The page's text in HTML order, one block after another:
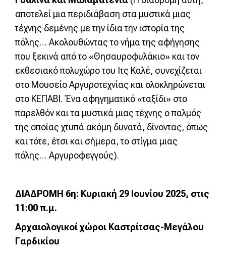
αποτελεί μια περιδιάβαση στα μυστικά μιας
τέχνης δεμένης με την ίδια την ιστορία της
πόλης… Ακολουθώντας το νήμα της αφήγησης
που ξεκινά από το «Θησαυροφυλάκιο» και τον
εκθεσιακό πολυχώρο του Ιτς Καλέ, συνεχίζεται
στο Μουσείο Αργυροτεχνίας και ολοκληρώνεται
στο ΚΕΠΑΒΙ. Ένα αφηγηματικό «ταξίδι» στο
παρελθόν και τα μυστικά μιας τέχνης ο παλμός
της οποίας χτυπά ακόμη δυνατά, δίνοντας, όπως
και τότε, έτσι και σήμερα, το στίγμα μιας
πόλης… Αργυροφεγγούς).
ΔΙΑΔΡΟΜΗ 6η: Κυριακή 29 Ιουνίου 2025, στις
11:00 π.μ.
Αρχαιολογικοί χώροι Καστρίτσας-Μεγάλου
Γαρδικίου